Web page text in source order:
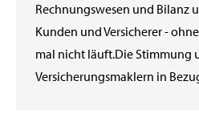
Rechnungswesen und Bilanz
Kunden und Versicherer -
mal nicht läuft.Die Stimmung
Versicherungsmaklern in